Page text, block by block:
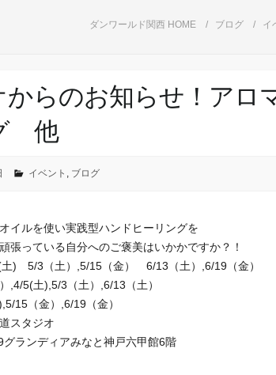
ダンワールド関西 HOME ブログ イ
らのお知らせ！アロ
他
イベント , ブログ
イルを使い実践型ハンドヒーリングを
張っている自分へのご褒美はいかかですか？！
) 5/3（土）,5/15（金） 6/13（土）,6/19（金）
5(土),5/3（土）,6/13（土）
（金）,6/19（金）
スタジオ
ランディアみなと神戸六甲館6階